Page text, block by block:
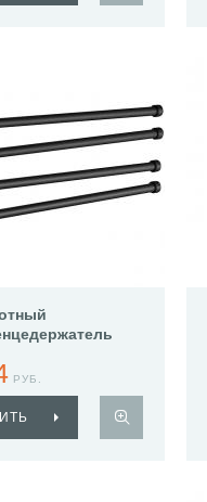
РУБ.